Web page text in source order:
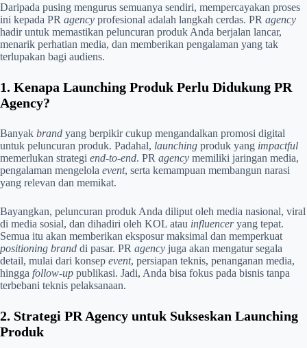
Daripada pusing mengurus semuanya sendiri, mempercayakan proses
ini kepada PR agency profesional adalah langkah cerdas. PR agency
hadir untuk memastikan peluncuran produk Anda berjalan lancar,
menarik perhatian media, dan memberikan pengalaman yang tak
terlupakan bagi audiens.
1. Kenapa Launching Produk Perlu Didukung PR
Agency?
Banyak brand yang berpikir cukup mengandalkan promosi digital
untuk peluncuran produk. Padahal, launching produk yang impactful
memerlukan strategi end-to-end. PR agency memiliki jaringan media,
pengalaman mengelola event, serta kemampuan membangun narasi
yang relevan dan memikat.
Bayangkan, peluncuran produk Anda diliput oleh media nasional, viral
di media sosial, dan dihadiri oleh KOL atau influenceryang tepat.
Semua itu akan memberikan eksposur maksimal dan memperkuat
positioning brand di pasar. PR agency juga akan mengatur segala
detail, mulai dari konsep event, persiapan teknis, penanganan media,
hingga follow-up publikasi. Jadi, Anda bisa fokus pada bisnis tanpa
terbebani teknis pelaksanaan.
2. Strategi PR Agency untuk Sukseskan Launching
Produk